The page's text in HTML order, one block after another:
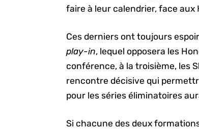
faire à leur calendrier, face
Ces derniers ont toujours
play-in, lequel opposera les
conférence, à la troisième, les
rencontre décisive qui
pour les séries éliminatoires
Si chacune des deux